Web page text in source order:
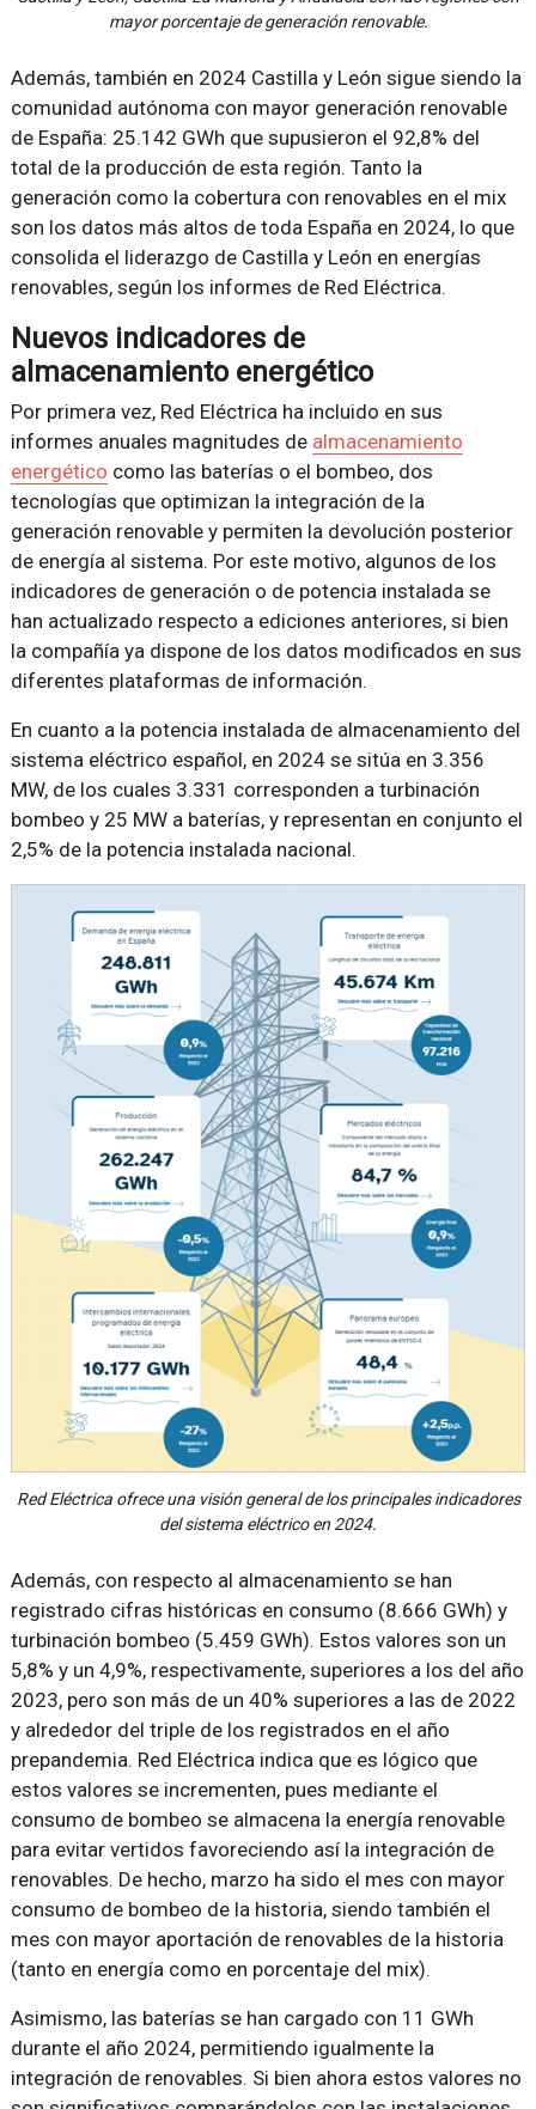
mayor porcentaje de generación renovable.
Además, también en 2024 Castilla y León sigue siendo la
comunidad autónoma con mayor generación renovable
de España: 25.142 GWh que supusieron el 92,8% del
total de la producción de esta región. Tanto la
generación como la cobertura con renovables en el mix
son los datos más altos de toda España en 2024, lo que
consolida el liderazgo de Castilla y León en energías
renovables, según los informes de Red Eléctrica.
Nuevos indicadores de
almacenamiento energético
Por primera vez, Red Eléctrica ha incluido en sus
informes anuales magnitudes de almacenamiento
energético como las baterías o el bombeo, dos
tecnologías que optimizan la integración de la
generación renovable y permiten la devolución posterior
de energía al sistema. Por este motivo, algunos de los
indicadores de generación o de potencia instalada se
han actualizado respecto a ediciones anteriores, si bien
la compañía ya dispone de los datos modificados en sus
diferentes plataformas de información.
En cuanto a la potencia instalada de almacenamiento del
sistema eléctrico español, en 2024 se sitúa en 3.356
MW, de los cuales 3.331 corresponden a turbinación
bombeo y 25 MW a baterías, y representan en conjunto el
2,5% de la potencia instalada nacional.
Red Eléctrica ofrece una visión general de los principales indicadores
del sistema eléctrico en 2024.
Además, con respecto al almacenamiento se han
registrado cifras históricas en consumo (8.666 GWh) y
turbinación bombeo (5.459 GWh). Estos valores son un
5,8% y un 4,9%, respectivamente, superiores a los del año
2023, pero son más de un 40% superiores a las de 2022
y alrededor del triple de los registrados en el año
prepandemia. Red Eléctrica indica que es lógico que
estos valores se incrementen, pues mediante el
consumo de bombeo se almacena la energía renovable
para evitar vertidos favoreciendo así la integración de
renovables. De hecho, marzo ha sido el mes con mayor
consumo de bombeo de la historia, siendo también el
mes con mayor aportación de renovables de la historia
(tanto en energía como en porcentaje del mix).
Asimismo, las baterías se han cargado con 11 GWh
durante el año 2024, permitiendo igualmente la
integración de renovables. Si bien ahora estos valores no